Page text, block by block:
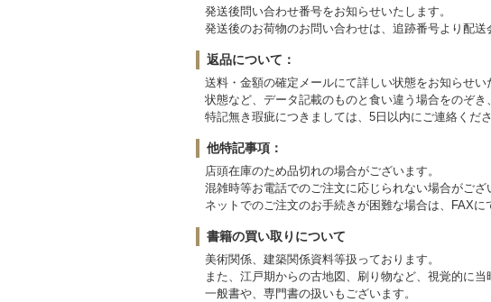
発送後問い合わせ番号をお知らせいたします。
発送後のお荷物のお問い合わせは、追跡番号より配送
返品について：
送料・金額の確定メールにて詳しい状態をお知らせい
状態など、データ記載のものと食い違う場合をのぞき
特記無き瑕疵につきましては、5日以内にご連絡くださ
他特記事項：
店頭在庫のため品切れの場合がございます。
混雑時等お電話でのご注文に応じられない場合がござ
ネットでのご注文のお手続きが困難な場合は、FAX
書籍の買い取りについて
美術関係、建築関係資料等扱っております。
また、江戸期からの古地図、刷り物など、視覚的に
一般書や、専門書の扱いもございます。